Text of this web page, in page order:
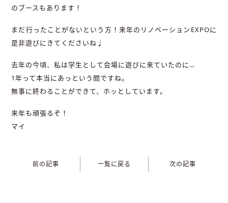
のブースもあります！
まだ行ったことがないという方！来年のリノベーションEXPOに
是非遊びにきてくださいね♩
去年の今頃、私は学生として会場に遊びに来ていたのに…
1年って本当にあっという間ですね。
無事に終わることができて、ホッとしています。
来年も頑張るぞ！
マイ
前の記事 一覧に戻る 次の記事